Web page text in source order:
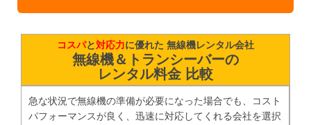
コスパと対応力に優れた 無線機レンタル会社
無線機＆トランシーバーの
レンタル料金 比較
急な状況で無線機の準備が必要になった場合でも、コスト
パフォーマンスが良く、迅速に対応してくれる会社を選択